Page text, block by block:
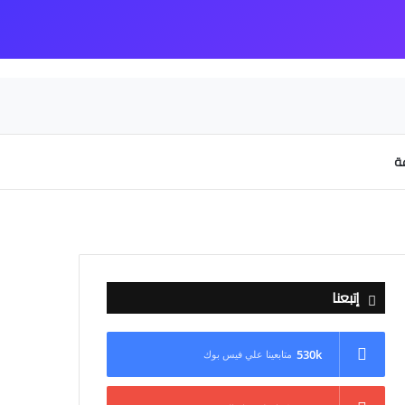
إتبعنا
530k متابعينا علي فيس بوك